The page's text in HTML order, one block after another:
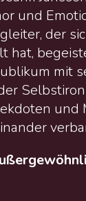
und
der
hat,
mit
und